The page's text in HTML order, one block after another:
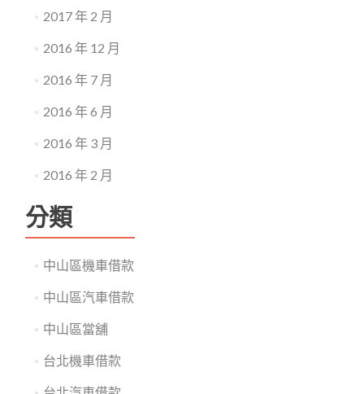
2017 年 2 月
2016 年 12 月
2016 年 7 月
2016 年 6 月
2016 年 3 月
2016 年 2 月
分類
中山區機車借款
中山區汽車借款
中山區當舖
台北機車借款